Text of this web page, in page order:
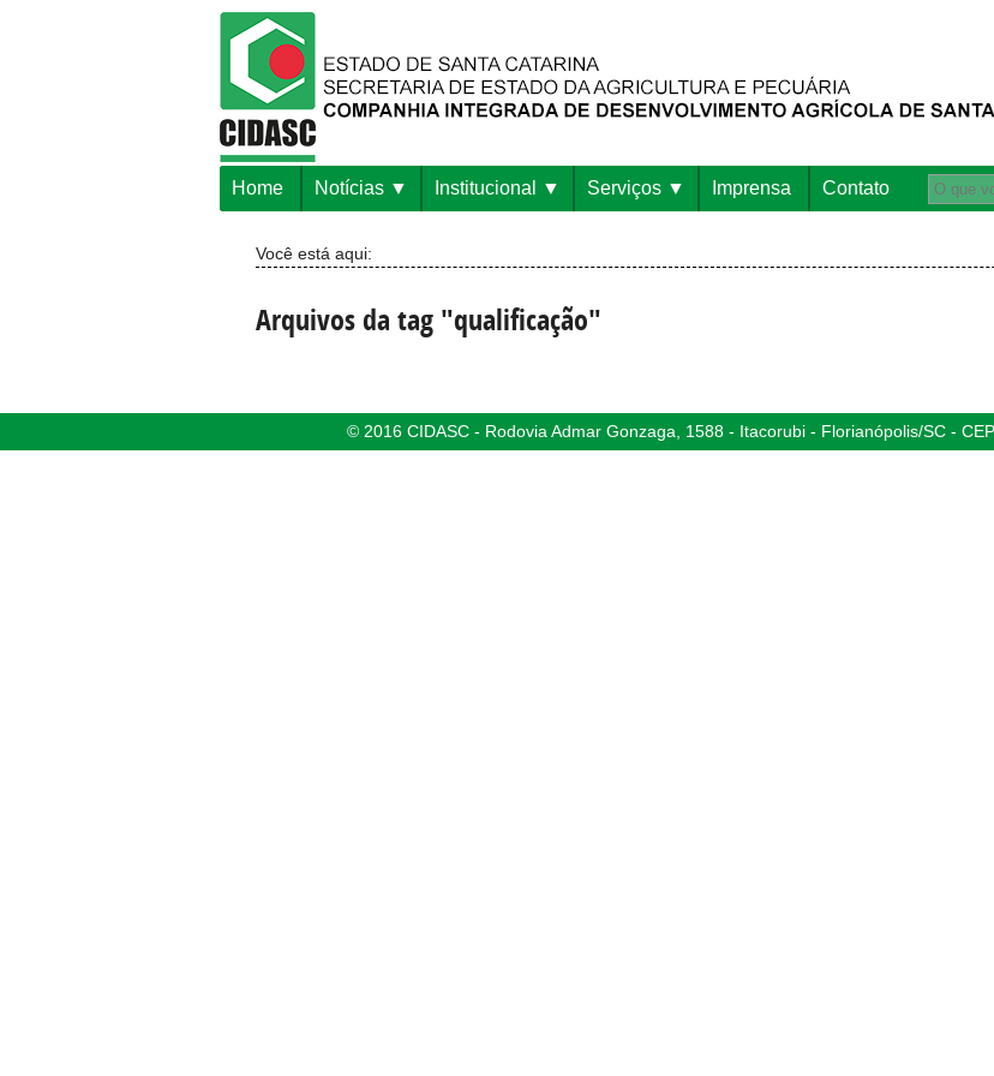
Home Notícias Institucional Serviços Imprensa Contato
Você está aqui:
Arquivos da tag "qualificação"
© 2016 CIDASC - Rodovia Admar Gonzaga, 1588 - Itacorubi - Florianópolis/SC -